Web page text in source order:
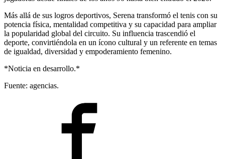
Más allá de sus logros deportivos, Serena transformó el tenis con su
potencia física, mentalidad competitiva y su capacidad para ampliar
la popularidad global del circuito. Su influencia trascendió el
deporte, convirtiéndola en un ícono cultural y un referente en temas
de igualdad, diversidad y empoderamiento femenino.
*Noticia en desarrollo.*
Fuente: agencias.